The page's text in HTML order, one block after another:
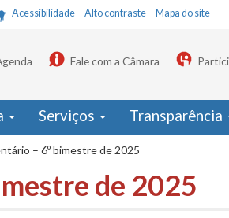
Acessibilidade Alto contraste Mapa do site
Fale com a Câmara
Serviços Transparência
– 6º bimestre de 2025
de 2025